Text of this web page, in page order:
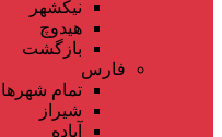
نیکشهر
هیدوچ
بازگشت
فارس
تمام شهر‌ها
شیراز
آباده